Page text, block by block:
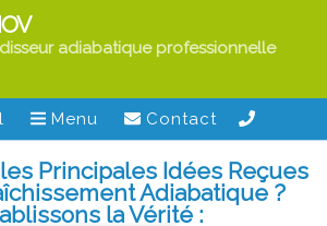
adiabatique professionnelle
Menu Contact
Principales Idées Reçues
Adiabatique ?
la Vérité :